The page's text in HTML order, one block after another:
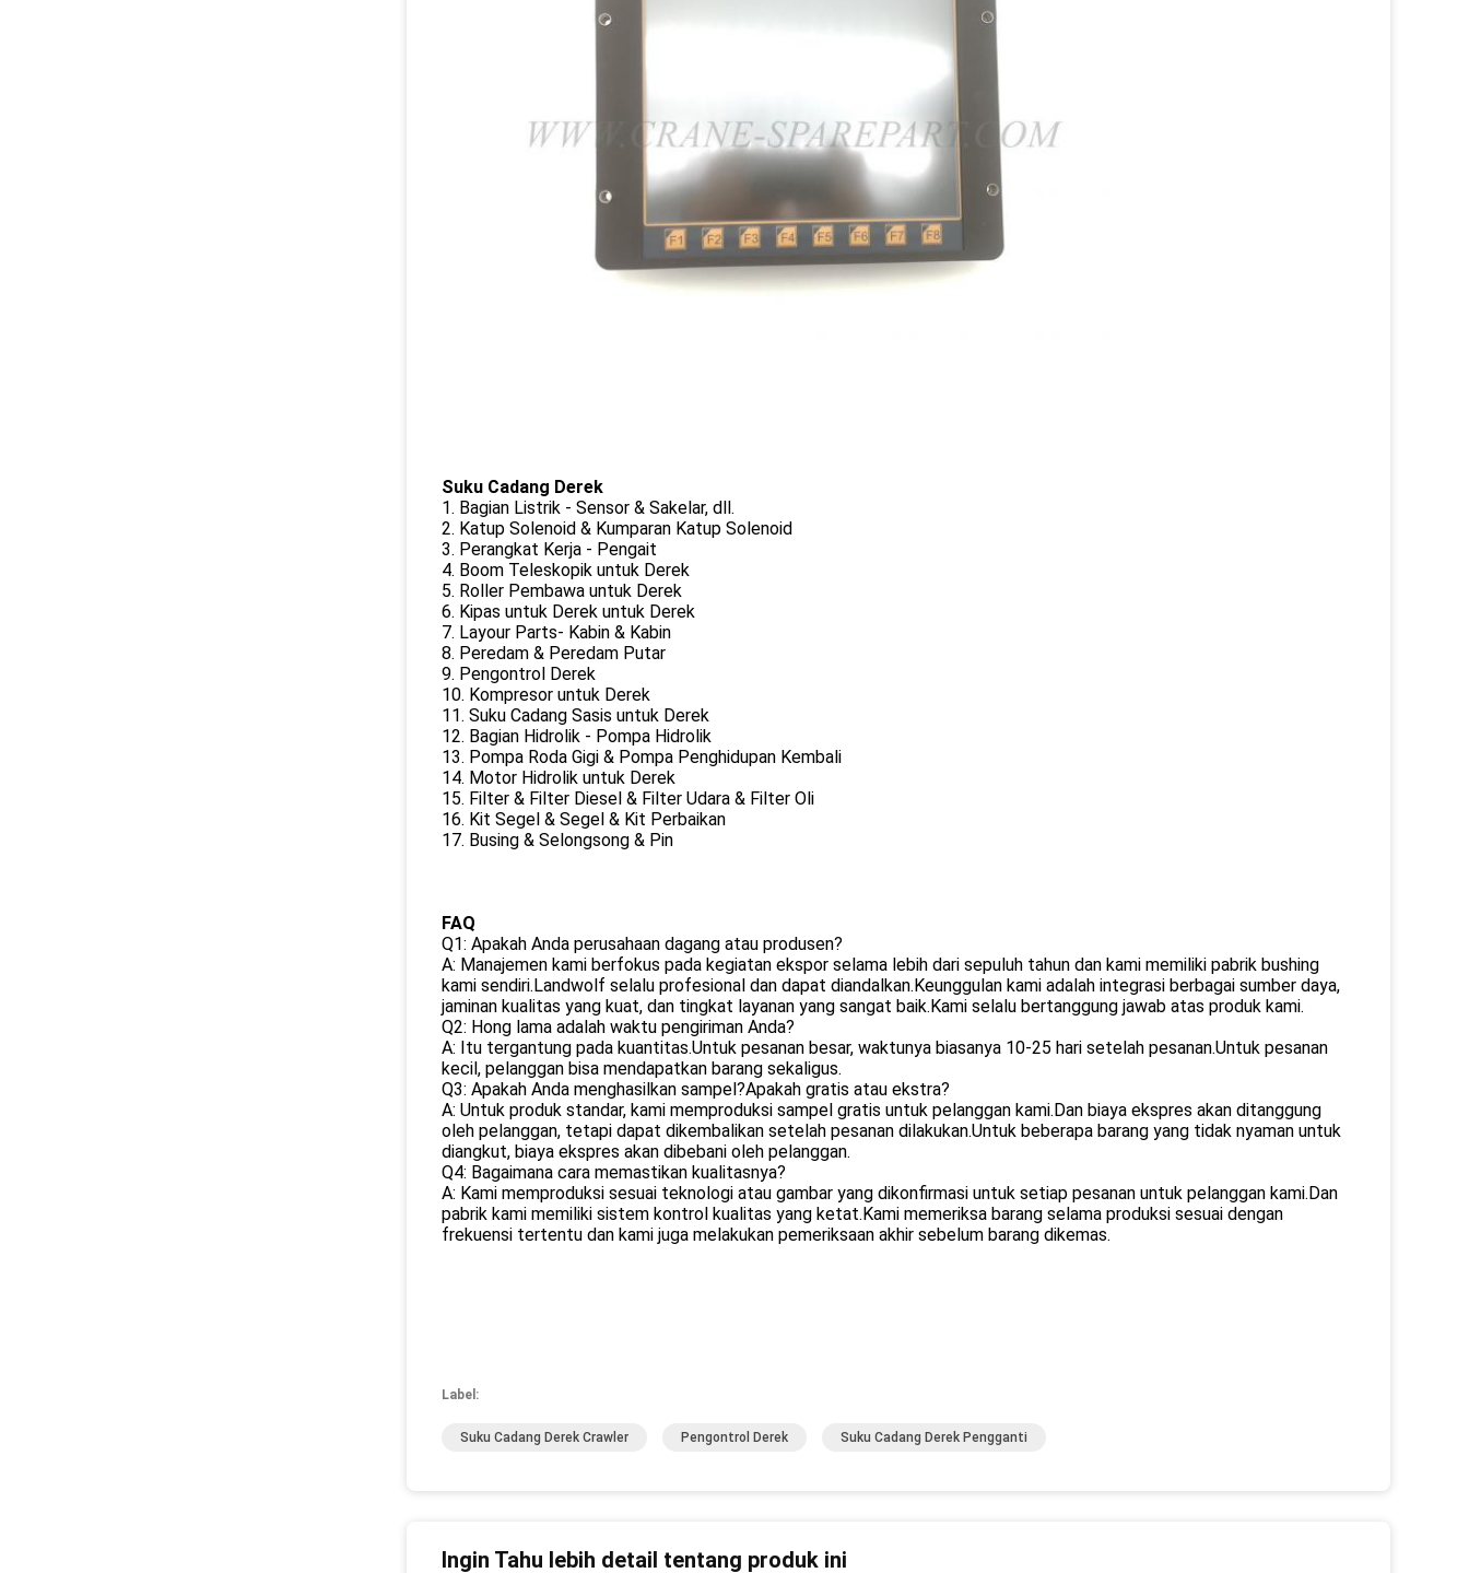
Suku Cadang Derek
1. Bagian Listrik - Sensor & Sakelar, dll.
2. Katup Solenoid & Kumparan Katup Solenoid
3. Perangkat Kerja - Pengait
4. Boom Teleskopik untuk Derek
5. Roller Pembawa untuk Derek
6. Kipas untuk Derek untuk Derek
7. Layour Parts- Kabin & Kabin
8. Peredam & Peredam Putar
9. Pengontrol Derek
10. Kompresor untuk Derek
11. Suku Cadang Sasis untuk Derek
12. Bagian Hidrolik - Pompa Hidrolik
13. Pompa Roda Gigi & Pompa Penghidupan Kembali
14. Motor Hidrolik untuk Derek
15. Filter & Filter Diesel & Filter Udara & Filter Oli
16. Kit Segel & Segel & Kit Perbaikan
17. Busing & Selongsong & Pin
FAQ
Q1: Apakah Anda perusahaan dagang atau produsen?
A: Manajemen kami berfokus pada kegiatan ekspor selama lebih dari sepuluh tahun dan kami memiliki pabrik bushing
kami sendiri.Landwolf selalu profesional dan dapat diandalkan.Keunggulan kami adalah integrasi berbagai sumber daya,
jaminan kualitas yang kuat, dan tingkat layanan yang sangat baik.Kami selalu bertanggung jawab atas produk kami.
Q2: Hong lama adalah waktu pengiriman Anda?
A: Itu tergantung pada kuantitas.Untuk pesanan besar, waktunya biasanya 10-25 hari setelah pesanan.Untuk pesanan
kecil, pelanggan bisa mendapatkan barang sekaligus.
Q3: Apakah Anda menghasilkan sampel?Apakah gratis atau ekstra?
A: Untuk produk standar, kami memproduksi sampel gratis untuk pelanggan kami.Dan biaya ekspres akan ditanggung
oleh pelanggan, tetapi dapat dikembalikan setelah pesanan dilakukan.Untuk beberapa barang yang tidak nyaman untuk
diangkut, biaya ekspres akan dibebani oleh pelanggan.
Q4: Bagaimana cara memastikan kualitasnya?
A: Kami memproduksi sesuai teknologi atau gambar yang dikonfirmasi untuk setiap pesanan untuk pelanggan kami.Dan
pabrik kami memiliki sistem kontrol kualitas yang ketat.Kami memeriksa barang selama produksi sesuai dengan
frekuensi tertentu dan kami juga melakukan pemeriksaan akhir sebelum barang dikemas.
Label:
Suku Cadang Derek Crawler Pengontrol Derek Suku Cadang Derek Pengganti
Ingin Tahu lebih detail tentang produk ini